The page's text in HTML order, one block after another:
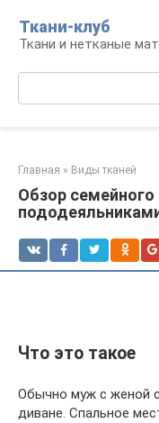
контенту
Ткани-клуб
Ткани и нетканые
Главная » Виды тканей
Обзор
Что это такое
Обычно муж с женой
диване. Спальное